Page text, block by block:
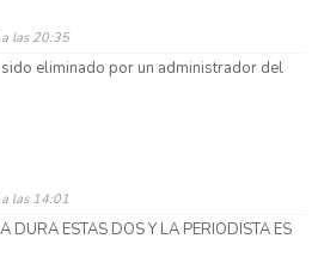
las 20:35
sido eliminado por un administrador del
las 14:01
DURA ESTAS DOS Y LA PERIODISTA ES